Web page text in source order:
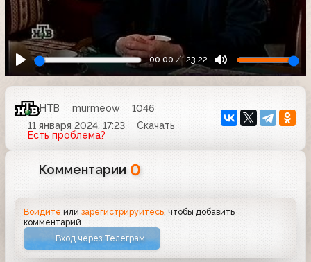
00:00 23:22
НТВ murmeow
1046
11 января 2024, 17:23
Скачать
Есть проблема?
Комментарии 0
Войдите илизарегистрируйтесь , чтобы добавить
комментарий
Вход через Телеграм